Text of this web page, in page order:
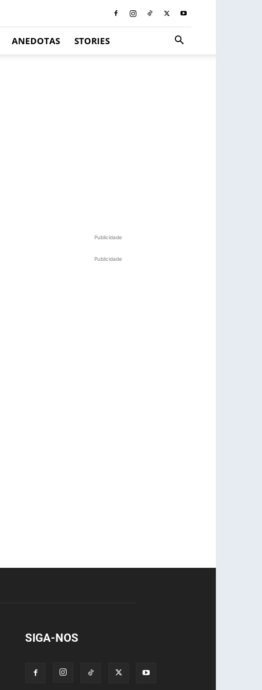
ANEDOTAS STORIES
Publicidade
Publicidade
SIGA-NOS